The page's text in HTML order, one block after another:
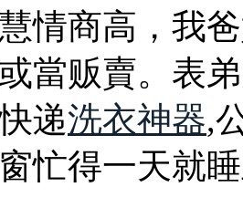
情商高，我
當贩賣。表
递洗衣神器,
忙得一天就